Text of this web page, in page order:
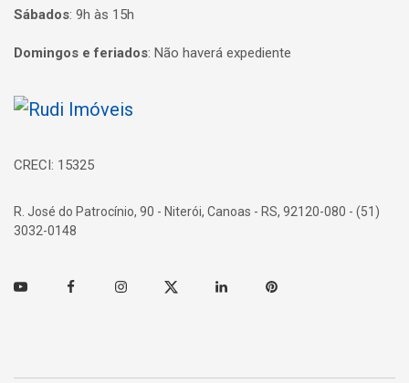
Sábados: 9h às 15h
Domingos e feriados: Não haverá expediente
Página inicial
CRECI: 15325
R. José do Patrocínio, 90 - Niterói, Canoas - RS, 92120-080 - (51)
3032-0148
Youtube FacebookInstagramTwitter Linkedin Pinterest